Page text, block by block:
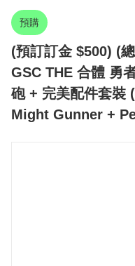
預購
(預訂訂金 $500) (
GSC THE 合體 勇
砲 + 完美配件套裝
Might Gunner +